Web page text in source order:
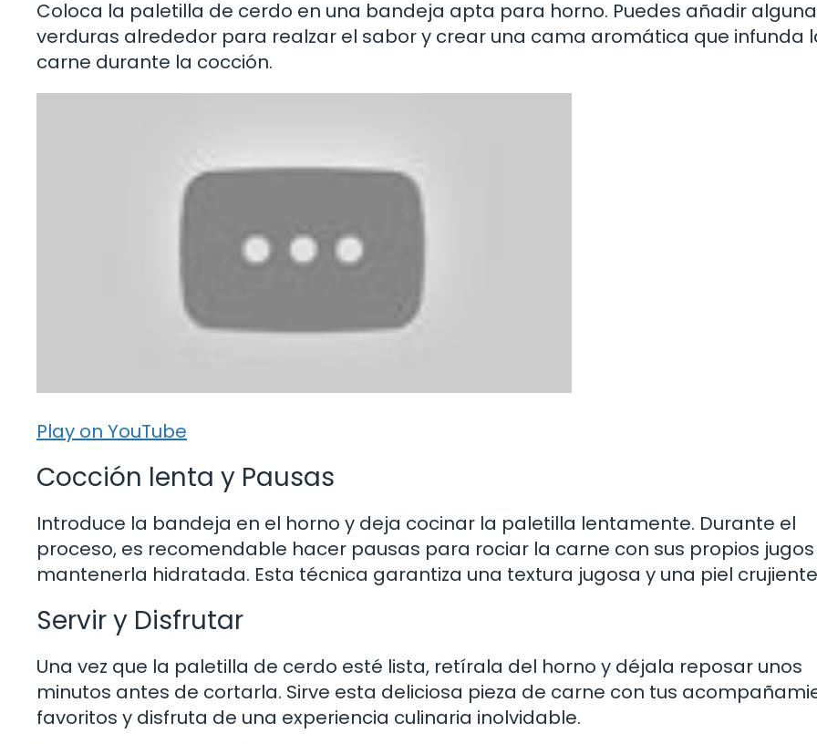
Coloca la paletilla de cerdo en una bandeja apta para horno. Puedes añadir
verduras alrededor para realzar el sabor y crear una cama aromática que infunda
carne durante la cocción.
Play on YouTube
Cocción lenta y Pausas
Introduce la bandeja en el horno y deja cocinar la paletilla lentamente. Durante el
proceso, es recomendable hacer pausas para rociar la carne con sus propios
mantenerla hidratada. Esta técnica garantiza una textura jugosa y una piel
Servir y Disfrutar
Una vez que la paletilla de cerdo esté lista, retírala del horno y déjala reposar unos
minutos antes de cortarla. Sirve esta deliciosa pieza de carne con tus
favoritos y disfruta de una experiencia culinaria inolvidable.